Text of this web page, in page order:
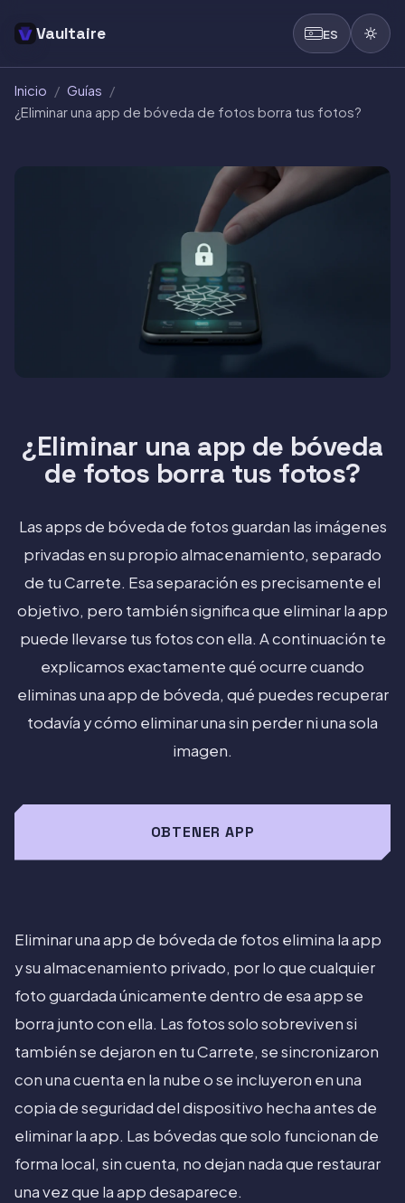
Vaultaire ES
Inicio / Guías /
¿Eliminar una app de bóveda de fotos borra tus fotos?
¿Eliminar una app de bóveda
de fotos borra tus fotos?
Las apps de bóveda de fotos guardan las imágenes
privadas en su propio almacenamiento, separado
de tu Carrete. Esa separación es precisamente el
objetivo, pero también significa que eliminar la app
puede llevarse tus fotos con ella. A continuación te
explicamos exactamente qué ocurre cuando
eliminas una app de bóveda, qué puedes recuperar
todavía y cómo eliminar una sin perder ni una sola
imagen.
OBTENER APP
Eliminar una app de bóveda de fotos elimina la app
y su almacenamiento privado, por lo que cualquier
foto guardada únicamente dentro de esa app se
borra junto con ella. Las fotos solo sobreviven si
también se dejaron en tu Carrete, se sincronizaron
con una cuenta en la nube o se incluyeron en una
copia de seguridad del dispositivo hecha antes de
eliminar la app. Las bóvedas que solo funcionan de
forma local, sin cuenta, no dejan nada que restaurar
una vez que la app desaparece.